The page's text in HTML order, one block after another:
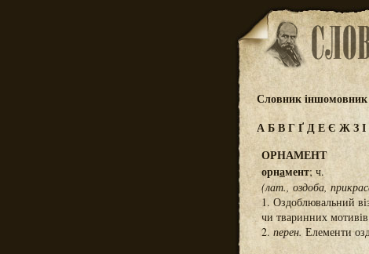
Словник іншомовник
АБВГҐДЕЄ ЖЗІ
ОРНАМЕНТ
орнамент; ч.
(лат., оздоба,
1. Оздоблювальний
чи тваринних
2. перен. Елементи